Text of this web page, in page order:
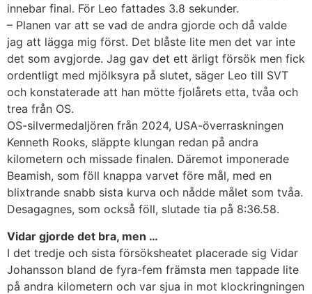
innebar final. För Leo fattades 3.8 sekunder.
– Planen var att se vad de andra gjorde och då valde
jag att lägga mig först. Det blåste lite men det var inte
det som avgjorde. Jag gav det ett ärligt försök men fick
ordentligt med mjölksyra på slutet, säger Leo till SVT
och konstaterade att han mötte fjolårets etta, tvåa och
trea från OS.
OS-silvermedaljören från 2024, USA-överraskningen
Kenneth Rooks, släppte klungan redan på andra
kilometern och missade finalen. Däremot imponerade
Beamish, som föll knappa varvet före mål, med en
blixtrande snabb sista kurva och nådde målet som tvåa.
Desagagnes, som också föll, slutade tia på 8:36.58.
Vidar gjorde det bra, men …
I det tredje och sista försöksheatet placerade sig Vidar
Johansson bland de fyra-fem främsta men tappade lite
på andra kilometern och var sjua in mot klockringningen